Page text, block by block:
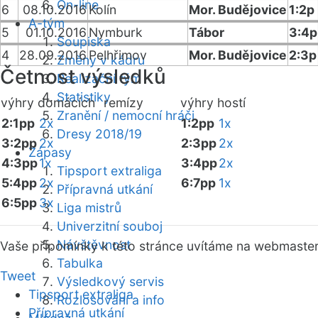
On-line
A-tým
Soupiska
Změny v kádru
Realizační tým
Statistiky
Zranění / nemocní hráči
Dresy 2018/19
Zápasy
Tipsport extraliga
Přípravná utkání
Liga mistrů
Univerzitní souboj
Návštěvnost
Tabulka
Výsledkový servis
Rozlosování a info
6
08.10.2016Kolín Mor. Budějovice 1:2p
5
01.10.2016 Nymburk Tábor
3:4p
4
28.09.2016Pelhřimov Mor. Budějovice 2:3p
Četnost výsledků
výhry domácíchremízy výhry hostí
2:1pp 2x
3:2pp2x
4:3pp1x
5:4pp2x
6:5pp3x
1:2pp 1x
2:3pp2x
3:4pp2x
6:7pp 1x
Vaše připomínky k této stránce uvítáme na webmaster
Tweet
Tipsport extraliga
Přípravná utkání